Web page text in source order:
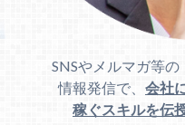
SNSやメルマガ等
情報発信で、 会社
稼ぐスキルを伝